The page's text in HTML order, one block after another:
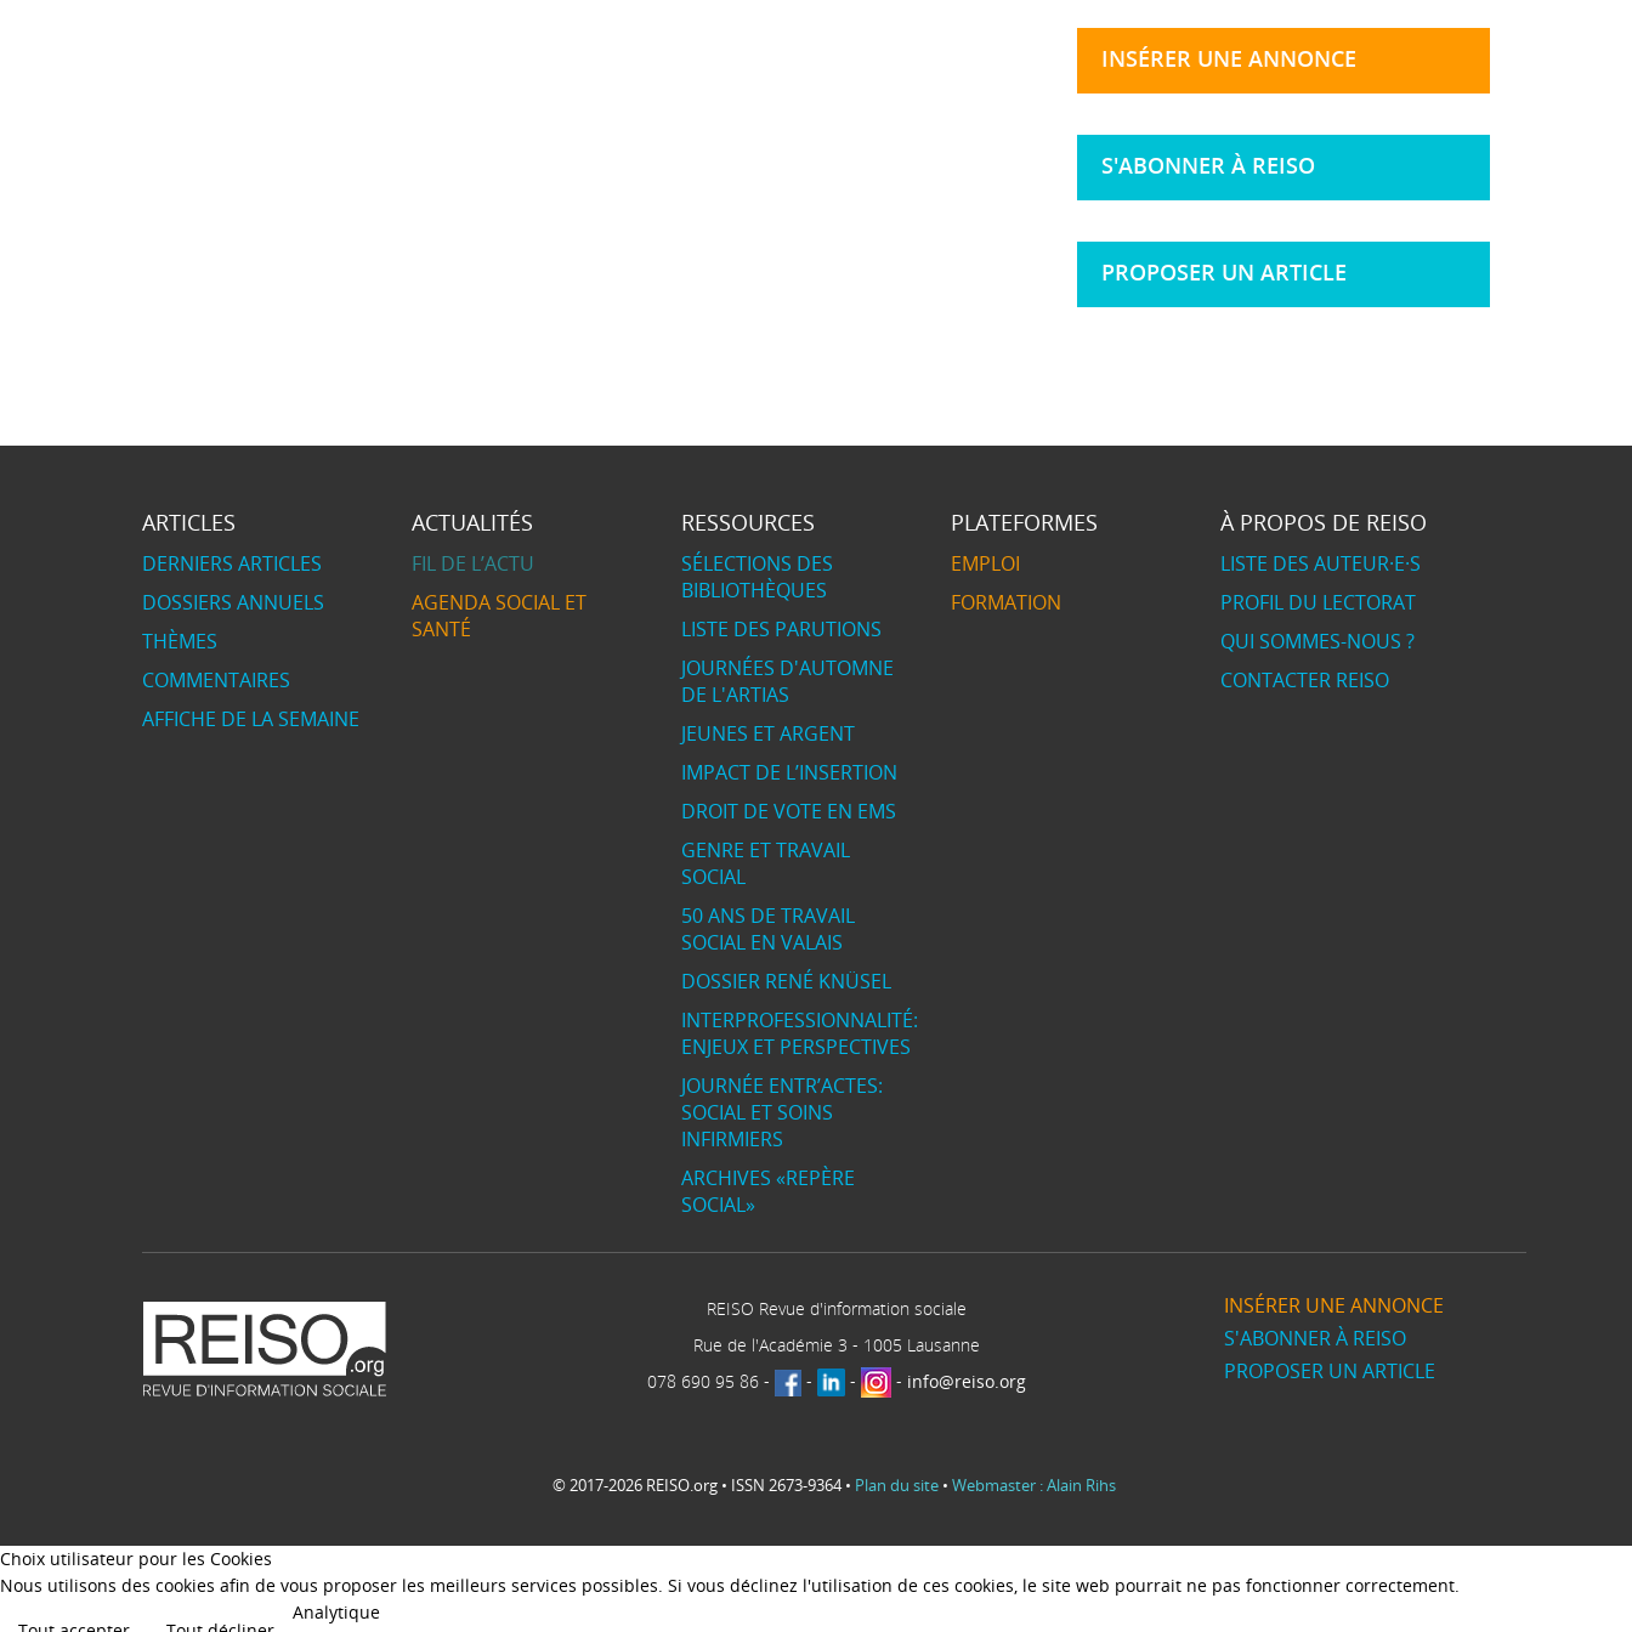
INSÉRER UNE ANNONCE
S'ABONNER À REISO
PROPOSER UN ARTICLE
ARTICLES
DERNIERS ARTICLES
DOSSIERS ANNUELS
THÈMES
COMMENTAIRES
AFFICHE DE LA SEMAINE
ACTUALITÉS
FIL DE L’ACTU
AGENDA SOCIAL ET
SANTÉ
RESSOURCES
SÉLECTIONS DES
BIBLIOTHÈQUES
LISTE DES PARUTIONS
JOURNÉES D'AUTOMNE
DE L'ARTIAS
JEUNES ET ARGENT
IMPACT DE L’INSERTION
DROIT DE VOTE EN EMS
GENRE ET TRAVAIL
SOCIAL
50 ANS DE TRAVAIL
SOCIAL EN VALAIS
DOSSIER RENÉ KNÜSEL
INTERPROFESSIONNALITÉ:
ENJEUX ET PERSPECTIVES
JOURNÉE ENTR’ACTES:
SOCIAL ET SOINS
INFIRMIERS
ARCHIVES «REPÈRE
SOCIAL»
PLATEFORMES
EMPLOI
FORMATION
À PROPOS DE REISO
LISTE DES AUTEUR·E·S
PROFIL DU LECTORAT
QUI SOMMES-NOUS ?
CONTACTER REISO
REISO Revue d'information sociale
Rue de l'Académie 3 - 1005 Lausanne
078 690 95 86 - - - - info@reiso.org
INSÉRER UNE ANNONCE
S'ABONNER À REISO
PROPOSER UN ARTICLE
© 2017-2026 REISO.org • ISSN 2673-9364 • Plan du site • Webmaster : Alain Rihs
Choix utilisateur pour les Cookies
Nous utilisons des cookies afin de vous proposer les meilleurs services possibles. Si vous déclinez l'utilisation de ces cookies, le site web pourrait ne pas fonctionner correctement.
Analytique